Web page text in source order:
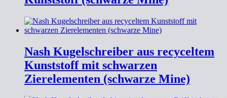
Nash Kugelschreiber aus recyceltem
Kunststoff mit schwarzen
Zierelementen (schwarze Mine)